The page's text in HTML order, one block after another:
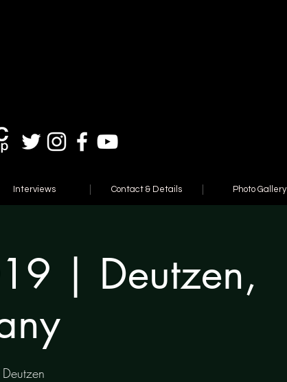
Interviews Contact & Details Photo Gallery
| Deutzen,
Deutzen